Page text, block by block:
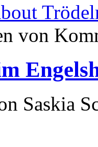
von
Saskia